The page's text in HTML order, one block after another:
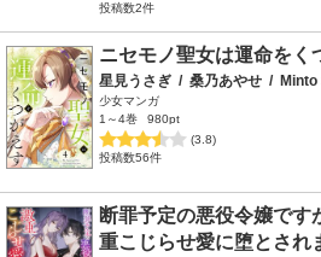
投稿数2件
ニセモノ聖女は運命をく
星見うさぎ / 桑乃あやせ /
少女マンガ
1～4巻
980pt
(3.8)
投稿数56件
断罪予定の悪役令嬢です
重こじらせ愛に堕とされ